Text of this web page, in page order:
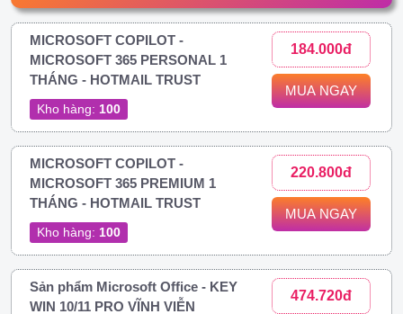
MICROSOFT COPILOT -
MICROSOFT 365 PERSONAL 1
THÁNG - HOTMAIL TRUST
Kho hàng: 100
184.000đ
MUA NGAY
MICROSOFT COPILOT -
MICROSOFT 365 PREMIUM 1
THÁNG - HOTMAIL TRUST
Kho hàng: 100
220.800đ
MUA NGAY
Sản phẩm Microsoft Office - KEY
WIN 10/11 PRO VĨNH VIỄN
474.720đ